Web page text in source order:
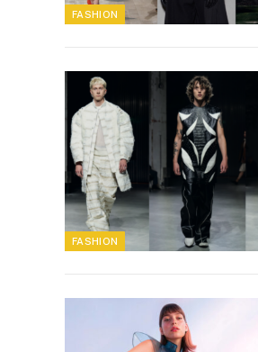
FASHION
FASHION